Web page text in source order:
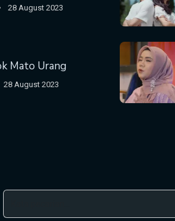
28 August 2023
Mato Urang
28 August 2023